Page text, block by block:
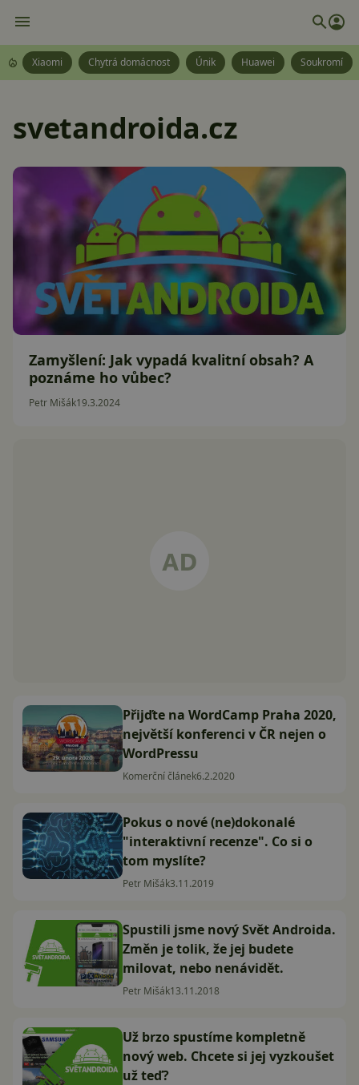
Xiaomi Chytrá domácnost Únik Huawei Soukromí
svetandroida.cz
Zamyšlení: Jak vypadá kvalitní obsah? A
poznáme ho vůbec?
Petr Mišák19.3.2024
Přijďte na WordCamp Praha 2020,
největší konferenci v ČR nejen o
WordPressu
Komerční článek6.2.2020
Pokus o nové (ne)dokonalé
"interaktivní recenze". Co si o
tom myslíte?
Petr Mišák3.11.2019
Spustili jsme nový Svět Androida.
Změn je tolik, že jej budete
milovat, nebo nenávidět.
Petr Mišák13.11.2018
Už brzo spustíme kompletně
nový web. Chcete si jej vyzkoušet
už teď?